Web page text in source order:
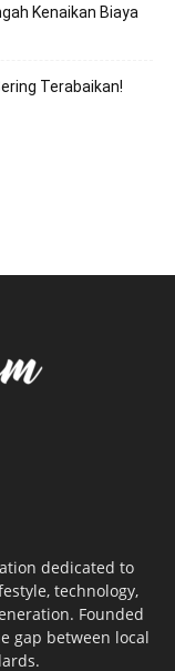
Kenaikan Biaya
Terabaikan!
dedicated to
technology,
Founded
gap between local